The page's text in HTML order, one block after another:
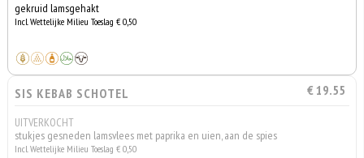
gekruid lamsgehakt
Incl. Wettelijke Milieu Toeslag € 0,50
SIS KEBAB SCHOTEL € 19.55
UITVERKOCHT
stukjes gesneden lamsvlees met paprika en uien, aan de spies
Incl. Wettelijke Milieu Toeslag € 0,50